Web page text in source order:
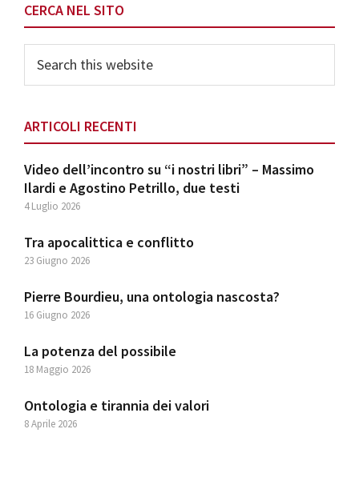
CERCA NEL SITO
this
ARTICOLI RECENTI
Video dell’incontro su “i nostri libri” – Massimo
Ilardi e Agostino Petrillo, due testi
4 Luglio 2026
Tra apocalittica e conflitto
23 Giugno 2026
Pierre Bourdieu, una ontologia nascosta?
16 Giugno 2026
La potenza del possibile
18 Maggio 2026
Ontologia e tirannia dei valori
8 Aprile 2026